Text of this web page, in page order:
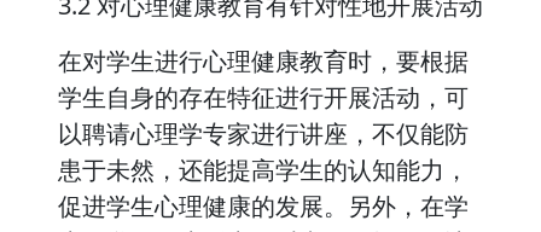
在对学生进行心理健康教育时，要根据
学生自身的存在特征进行开展活动，可
以聘请心理学专家进行讲座，不仅能防
患于未然，还能提高学生的认知能力，
促进学生心理健康的发展。另外，在学